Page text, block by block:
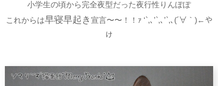
小学生の頃から完全夜型だった夜行性りんぽぽ
これからは早寝早起き 宣言〜〜！！ｧ ‘`,､’`,､’`,､(´∀｀)←や
け